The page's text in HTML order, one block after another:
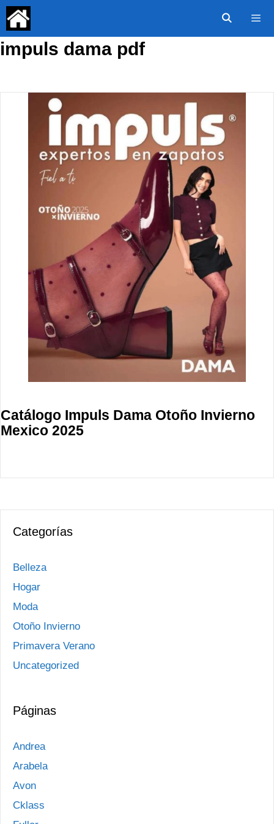
Saltar
contenido
impuls dama pdf
Catálogo Impuls Dama Otoño Invierno
Mexico 2025
Categorías
Belleza
Hogar
Moda
Otoño Invierno
Primavera Verano
Uncategorized
Páginas
Andrea
Arabela
Avon
Cklass